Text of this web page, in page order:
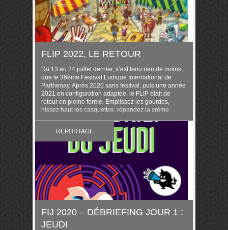
FLIP 2022, LE RETOUR
Du 13 au 24 juillet dernier, s’est tenu rien de moins
que le 36ème Festival Ludique International de
Parthenay. Après 2020 sans festival, puis une année
2021 en configuration adaptée, le FLIP était de
retour en pleine forme. Emplissez les gourdes,
hissez haut les casquettes, répandez la crème
REPORTAGE
FIJ 2020 – DÉBRIEFING JOUR 1 :
JEUDI